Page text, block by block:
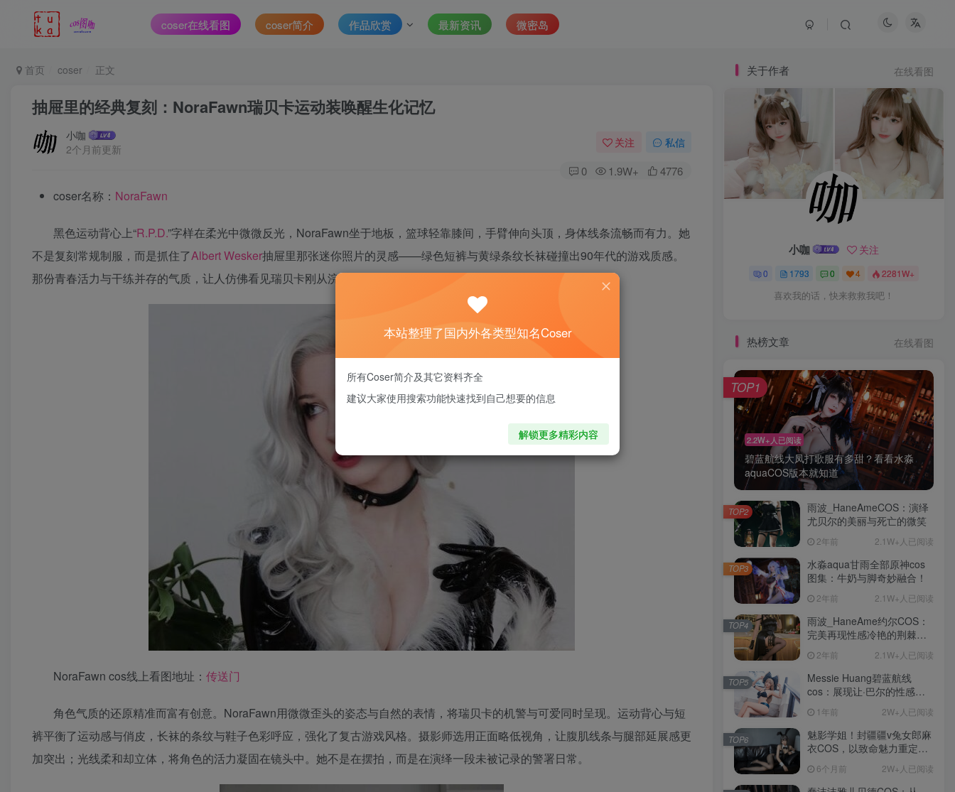
coser在线看图 coser简介 作品欣赏 最新资讯 微密岛
首页 coser 正文
抽屉里的经典复刻：NoraFawn瑞贝卡运动装唤醒生化记忆
小咖
2个月前更新
关注 私信
0 1.9W+ 4776
coser名称： NoraFawn
黑色运动背心上“R.P.D.”字样在柔光中微微反光，NoraFawn坐于地板，篮球轻靠膝间，手臂伸向头顶，身体线条流畅而有力。她
不是复刻常规制服，而是抓住了Albert Wesker抽屉里那张迷你照片的灵感——绿色短裤与黄绿条纹长袜碰撞出90年代的游戏质感。
那份青春活力与干练并存的气质，让人仿佛看见瑞贝卡刚从浣熊市警署的休息室起身。
NoraFawn cos线上看图地址： 传送门
角色气质的还原精准而富有创意。NoraFawn用微微歪头的姿态与自然的表情，将瑞贝卡的机警与可爱同时呈现。运动背心与短
裤平衡了运动感与俏皮，长袜的条纹与鞋子色彩呼应，强化了复古游戏风格。摄影师选用正面略低视角，让腹肌线条与腿部延展感更
加突出；光线柔和却立体，将角色的活力凝固在镜头中。她不是在摆拍，而是在演绎一段未被记录的警署日常。
关于作者 在线看图
小咖 关注
0 1793 0 4 2281W+
喜欢我的话，快来救救我吧！
热榜文章 在线看图
2.2W+人已阅读
碧蓝航线大凤打歌服有多甜？看看水淼
aquaCOS版本就知道
TOP1
雨波_HaneAmeCOS：演绎
尤贝尔的美丽与死亡的微笑
2年前 2.1W+人已阅读
TOP2
水淼aqua甘雨全部原神cos
图集：牛奶与脚奇妙融合！
2年前 2.1W+人已阅读
TOP3
雨波_HaneAme约尔COS：
完美再现性感冷艳的荆棘公
2年前 2.1W+人已阅读
TOP4
Messie Huang碧蓝航线
cos：展现让·巴尔的性感与
1年前 2W+人已阅读
TOP5
魅影学姐！封疆疆v兔女郎麻
衣COS，以致命魅力重定义
6个月前 2W+人已阅读
TOP6
关于作者 在线看图
小咖 关注
0 1793 0 4 2281W+
喜欢我的话，快来救救我吧！
热榜文章 在线看图
2.2W+人已阅读
碧蓝航线大凤打歌服有多甜？看看水淼
aquaCOS版本就知道
TOP1
雨波_HaneAmeCOS：演绎
尤贝尔的美丽与死亡的微笑
2年前 2.1W+人已阅读
TOP2
水淼aqua甘雨全部原神cos
图集：牛奶与脚奇妙融合！
2年前 2.1W+人已阅读
TOP3
雨波_HaneAme约尔COS：
完美再现性感冷艳的荆棘公
2年前 2.1W+人已阅读
TOP4
Messie Huang碧蓝航线
cos：展现让·巴尔的性感与
1年前 2W+人已阅读
TOP5
魅影学姐！封疆疆v兔女郎麻
衣COS，以致命魅力重定义
6个月前 2W+人已阅读
TOP6
本站整理了国内外各类型知名Coser
所有Coser简介及其它资料齐全
建议大家使用搜索功能快速找到自己想要的信息
解锁更多精彩内容